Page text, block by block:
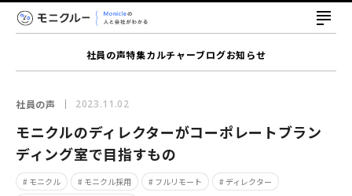
社員の声特集カルチャーブログお知らせ
社員の声 2023.11.02
モニクルのディレクターがコーポレートブラン
ディング室で目指すもの
# モニクル # モニクル採用 # フルリモート
# ディレクター